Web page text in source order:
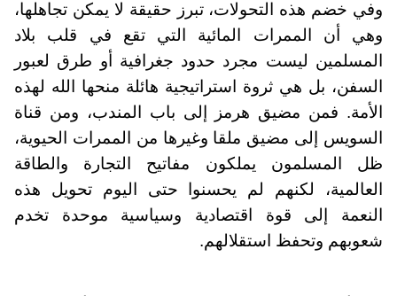
وفي خضم هذه التحولات، تبرز حقيقة لا يمكن تجاهلها،
وهي أن الممرات المائية التي تقع في قلب بلاد
المسلمين ليست مجرد حدود جغرافية أو طرق لعبور
السفن، بل هي ثروة استراتيجية هائلة منحها الله لهذه
الأمة. فمن مضيق هرمز إلى باب المندب، ومن قناة
السويس إلى مضيق ملقا وغيرها من الممرات الحيوية،
ظل المسلمون يملكون مفاتيح التجارة والطاقة
العالمية، لكنهم لم يحسنوا حتى اليوم تحويل هذه
النعمة إلى قوة اقتصادية وسياسية موحدة تخدم
شعوبهم وتحفظ استقلالهم.